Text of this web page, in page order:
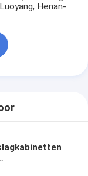
Henan-